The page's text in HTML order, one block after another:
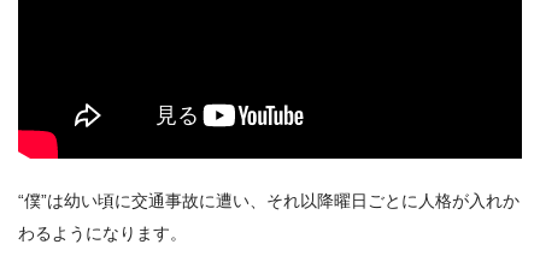
“僕”は幼い頃に交通事故に遭い、それ以降曜日ごとに人格が入れか
わるようになります。